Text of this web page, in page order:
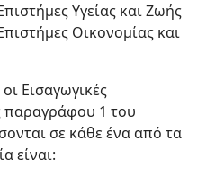
Υγείας και Ζωής
Οικονομίας και
Εισαγωγικές
παραγράφου 1 του
σε κάθε ένα από τα
είναι: